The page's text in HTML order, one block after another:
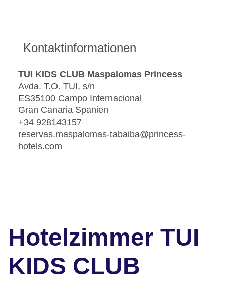
Kontaktinformationen
TUI KIDS CLUB Maspalomas Princess
Avda. T.O. TUI, s/n
ES35100 Campo Internacional
Gran Canaria Spanien
+34 928143157
reservas.maspalomas-tabaiba@princess-
hotels.com
Hotelzimmer TUI
KIDS CLUB